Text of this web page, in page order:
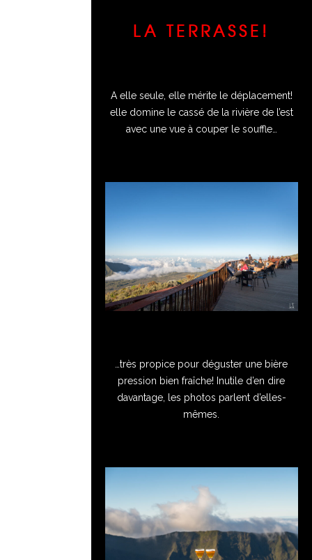
LA TERRASSE!
A elle seule, elle mérite le déplacement!
elle domine le cassé de la rivière de l’est
avec une vue à couper le souffle…
…très propice pour déguster une bière
pression bien fraîche! Inutile d’en dire
davantage, les photos parlent d’elles-
mêmes.